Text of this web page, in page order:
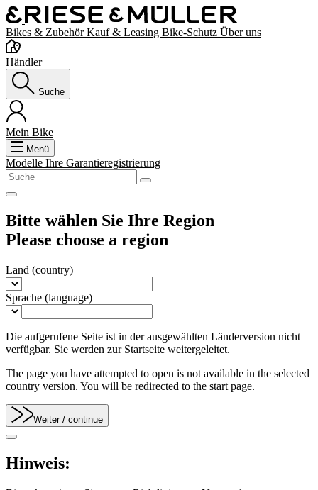
Bikes & ZubehörKauf & Leasing Bike-Schutz Über uns
Händler
Suche
Mein Bike
Menü
Modelle Ihre Garantieregistrierung
Bitte wählen Sie Ihre Region
Please choose a region
Land (country)
Sprache (language)
Die aufgerufene Seite ist in der ausgewählten Länderversion nicht
verfügbar. Sie werden zur Startseite weitergeleitet.
The page you have attempted to open is not available in the selected
country version. You will be redirected to the start page.
Weiter / continue
Hinweis: